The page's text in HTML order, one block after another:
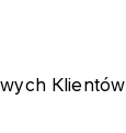
Klientów